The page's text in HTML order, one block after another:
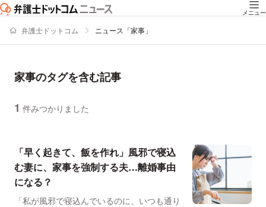
メニュー
弁護士ドットコム ニュース「家事」
家事のタグを含む記事
1 件みつかりました
「早く起きて、飯を作れ」風邪で寝込
む妻に、家事を強制する夫…離婚事由
になる？
「私が風邪で寝込んでいるのに、いつも通り